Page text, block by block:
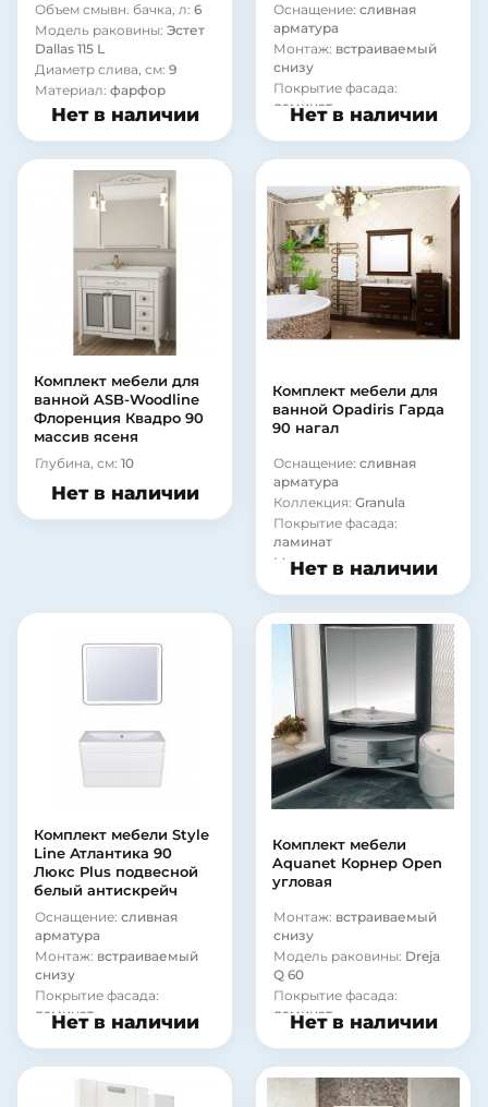
Объем смывн. бачка, л: 6
Модель раковины: Эстет
Dallas 115 L
Диаметр слива, см: 9
Материал: фарфор
Нет в наличии
Оснащение: сливная
арматура
Монтаж: встраиваемый
снизу
Покрытие фасада:
ламинат
Материал корпуса:
стекло
Нет в наличии
Комплект мебели для
ванной ASB-Woodline
Флоренция Квадро 90
массив ясеня
Глубина, см: 10
Нет в наличии
Комплект мебели для
ванной Opadiris Гарда
90 нагал
Оснащение: сливная
арматура
Коллекция: Granula
Покрытие фасада:
ламинат
Материал корпуса:
стекло
Нет в наличии
Комплект мебели Style
Line Атлантика 90
Люкс Plus подвесной
белый антискрейч
Оснащение: сливная
арматура
Монтаж: встраиваемый
снизу
Покрытие фасада:
ламинат
Материал корпуса:
стекло
Нет в наличии
Комплект мебели
Aquanet Корнер Open
угловая
Монтаж: встраиваемый
снизу
Модель раковины: Dreja
Q 60
Покрытие фасада:
ламинат
Материал корпуса:
стекло
Нет в наличии